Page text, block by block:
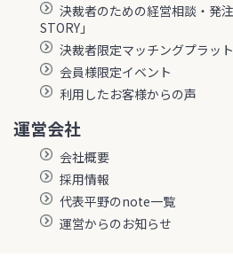
決裁者のための経営相談・発
STORY」
決裁者限定マッチングプラッ
会員様限定イベント
利用したお客様からの声
運営会社
会社概要
採用情報
代表平野のnote一覧
運営からのお知らせ